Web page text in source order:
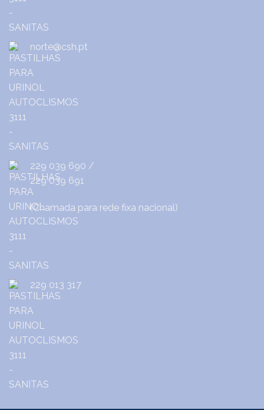
norte@csh.pt
229 039 690 /
229 039 691
(Chamada para rede fixa nacional)
229 013 317